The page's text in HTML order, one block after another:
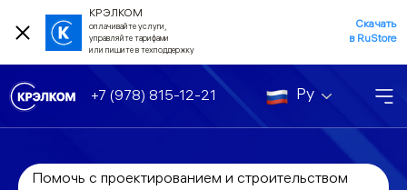
КРЭЛКОМ
оплачивайте услуги,
управляйте тарифами
или пишите в техподдержку
Скачать
в RuStore
+7 (978) 815-12-21 Ру
Помочь с проектированием и строительством